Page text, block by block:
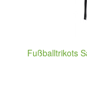
Fußballtrikots